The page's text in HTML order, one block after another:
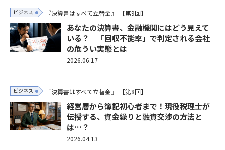
ビジネス 『決算書はすべて立替金』 【第9回】
あなたの決算書、金融機関にはどう見えて
いる？ 「回収不能率」で判定される会社
の危うい実態とは
2026.06.17
ビジネス 『決算書はすべて立替金』 【第8回】
経営層から簿記初心者まで！現役税理士が
伝授する、資金繰りと融資交渉の方法と
は…？
2026.04.13